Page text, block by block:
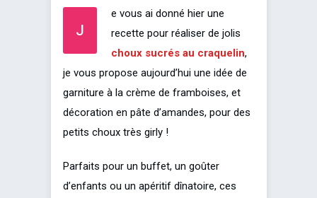
J
e vous ai donné hier une
recette pour réaliser de jolis
choux sucrés au craquelin,
je vous propose aujourd’hui une idée de
garniture à la crème de framboises, et
décoration en pâte d’amandes, pour des
petits choux très girly !
Parfaits pour un buffet, un goûter
d’enfants ou un apéritif dînatoire, ces